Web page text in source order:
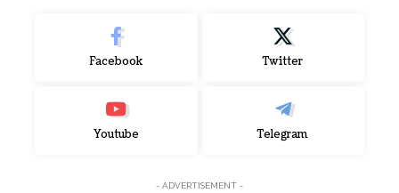
Facebook Twitter
Youtube Telegram
- ADVERTISEMENT -